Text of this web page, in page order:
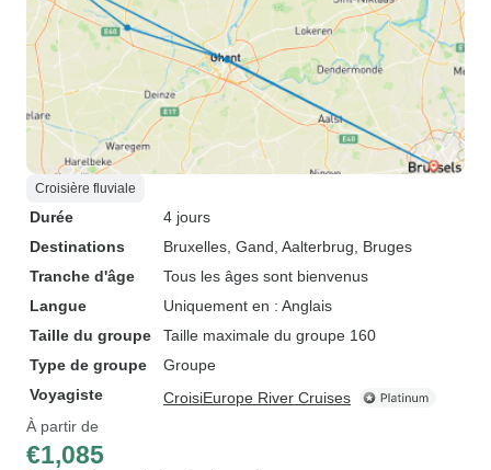
Croisière fluviale
Durée
4 jours
Destinations
Bruxelles , Gand , Aalterbrug , Bruges
Tranche d'âge
Tous les âges sont bienvenus
Langue
Uniquement en : Anglais
Taille du groupe
Taille maximale du groupe 160
Type de groupe
Groupe
Voyagiste
CroisiEurope River Cruises
À partir de
€1,085